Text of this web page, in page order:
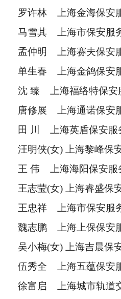
罗许林 上海金海保安
马雪其 上海市保安服
孟仲明 上海赛夫保安
单生春 上海金鸽保安
沈 臻 上海福络特保安
唐修展 上海通诺保安
田 川 上海英盾保安服
汪明侠(女) 上海黎峰保
王 伟 上海海阳保安服
王志莹(女) 上海睿盛保
王忠祥 上海市保安服
魏志鹏 上海上保保安
吴小梅(女) 上海吉晨保
伍秀全 上海五蕴保安
徐富启 上海城市轨道